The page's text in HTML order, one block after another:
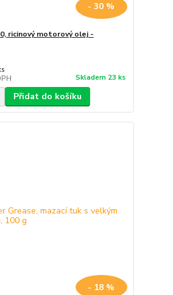
- 30 %
ricinový motorový olej -
Skladem 23 ks
Přidat do košíku
- 18 %